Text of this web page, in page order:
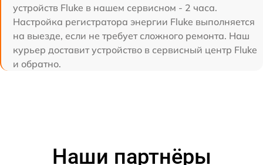
устройств Fluke в нашем сервисном - 2 часа.
Настройка регистратора энергии Fluke выполняется
на выезде, если не требует сложного ремонта. Наш
курьер доставит устройство в сервисный центр Fluke
и обратно.
Наши партнёры